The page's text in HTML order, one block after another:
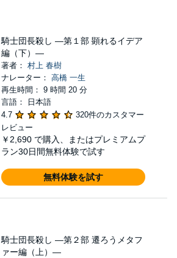
騎士団長殺し ―第１部 顕れるイデア
編（下）―
著者： 村上 春樹
ナレーター： 高橋 一生
再生時間： 9 時間 20 分
言語： 日本語
4.7
320件のカスタマー
レビュー
￥2,690 で購入、またはプレミアムプ
ラン30日間無料体験で試す
無料体験を試す
騎士団長殺し ―第２部 遷ろうメタフ
ァー編（上）―